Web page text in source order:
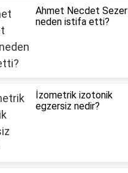
Ahmet Necdet Sezer
neden istifa etti?
İzometrik izotonik
egzersiz nedir?